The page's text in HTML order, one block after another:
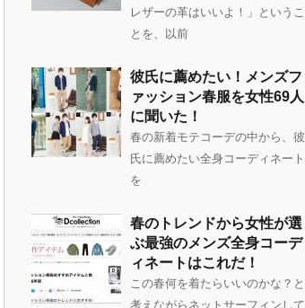
レザーの革はいいよ！」というこ
とを、以前
彼氏に薦めたい！メンズフ
ァッション春服を女性69人
に聞いた！
春の新着モテコーデの中から、彼
氏に薦めたい全身コーディネート
を
春のトレンドから女性が選
ぶ最強のメンズ全身コーデ
ィネートはこれだ！
この春何を着たらいいのかな？と
考えながらネットサーフィンして